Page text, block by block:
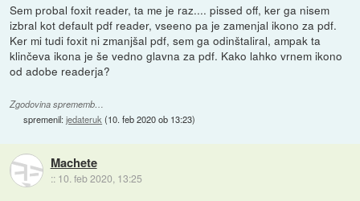
Sem probal foxit reader, ta me je raz.... pissed off, ker ga nisem
izbral kot default pdf reader, vseeno pa je zamenjal ikono za pdf.
Ker mi tudi foxit ni zmanjšal pdf, sem ga odinštaliral, ampak ta
klinčeva ikona je še vedno glavna za pdf. Kako lahko vrnem ikono
od adobe readerja?
Zgodovina sprememb…
spremenil:jedateruk (10. feb 2020 ob 13:23)
Machete
:: 10. feb 2020, 13:25